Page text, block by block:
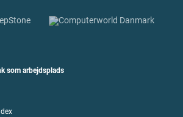
som arbejdsplads